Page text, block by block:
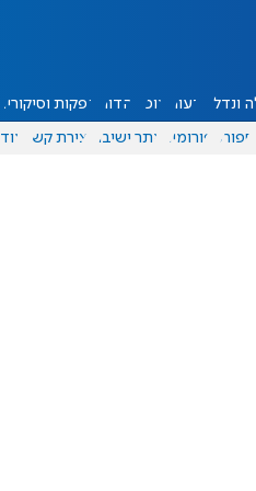
ונדל"ן דעות אוכל יהדות הפקות וסיקורים
ספורט פורומים אתר ישיבה יצירת קשר עוד